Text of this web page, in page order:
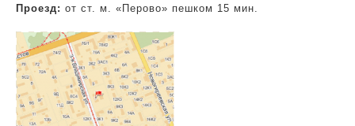
Проезд: от ст. м. «Перово» пешком 15 мин.